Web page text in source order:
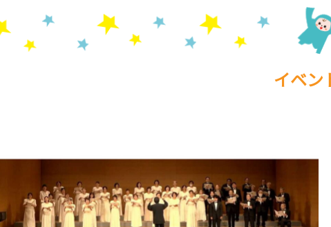
イベン